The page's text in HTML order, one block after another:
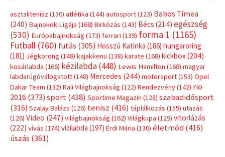
asztalitenisz (130) atlétika (144) autosport(123) Babos Tímea
(240) Bajnokok Ligája (168) Birkózás (143) Bécs (214) egészség
(530) Európabajnokság (173) ferrari (139) forma 1 (1165)
Futball (760) futás (305) Hosszú Katinka (186) hungaroring
(181) Jégkorong (148) kajakkenu (138) karate (168) kickbox(204)
kosárlabda (166) kézilabda(448) Lewis Hamilton (168) magyar
labdarúgóválogatott(148) Mercedes (244) motorsport(153) Opel
Dakar Team (132) Rali Világbajnokság (122) Rendezvény(142) rio
2016 (373) sport(438) Sportime Magazin (128) szabadidősport
(316) Szalay Balázs (126) tenisz (416) táplálkozás (155) utazás
(126) Video (247) világbajnokság (162) Világkupa (129) vitorlázás
(222) vívás (174) vízilabda (197) Érdi Mária (130) életmód(416)
úszás (361)